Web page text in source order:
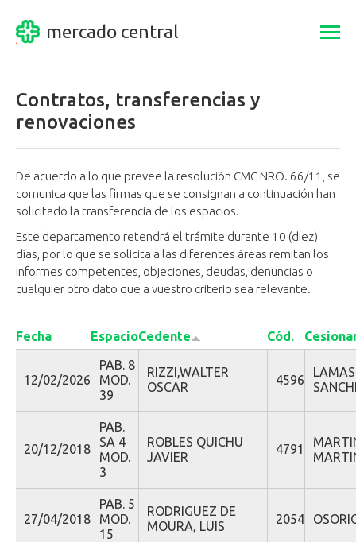
mercado central
Contratos, transferencias y
renovaciones
De acuerdo a lo que prevee la resolución CMC NRO. 66/11, se
comunica que las firmas que se consignan a continuación han
solicitado la transferencia de los espacios.
Este departamento retendrá el trámite durante 10 (diez)
días, por lo que se solicita a las diferentes áreas remitan los
informes competentes, objeciones, deudas, denuncias o
cualquier otro dato que a vuestro criterio sea relevante.
Fecha EspacioCedente Cód.
12/02/2026
PAB. 8
MOD.
39
RIZZI,WALTER
OSCAR
4596
LAMAS
20/12/2018
PAB.
SA 4
MOD.
3
ROBLES QUICHU
JAVIER
4791
27/04/2018
PAB. 5
MOD.
15
RODRIGUEZ DE
MOURA, LUIS
2054